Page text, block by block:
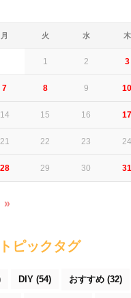
月 火 水 木
1 2 3
7 8 9 10
14 15 16 17
21 22 23 24
28 29 30 31
»
ピックタグ
DIY (54) おすすめ (32)